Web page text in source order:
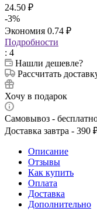
24.50 ₽
-3%
Экономия 0.74 ₽
Подробности
: 4
Нашли дешевле?
Рассчитать
Хочу в подарок
Самовывоз -
Доставка завтра - 390
Описание
Отзывы
Как купить
Оплата
Доставка
Дополнительно